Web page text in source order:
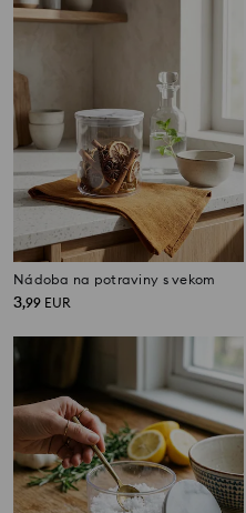
Nádoba na potraviny s vekom
3,99 EUR